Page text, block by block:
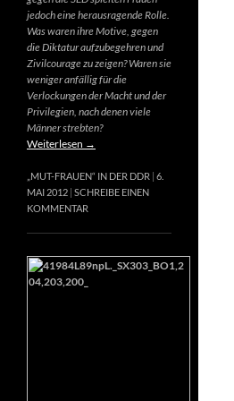
jedoch eine herausragende Rolle.
Was waren ihre Motive, gegen
die Diktatur aufzubegehren und
Zivilcourage zu zeigen? Waren sie
weniger anfällig für die
Verlockungen der Macht und der
Privilegien, nach denen viele
Männer strebten?
Weiterlesen →
„MUT-FRAUEN“ IN DER DDR 6.
MAI 2012 SCHREIBE EINEN
KOMMENTAR